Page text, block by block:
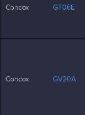
Concox GT06E
Concox GV20A